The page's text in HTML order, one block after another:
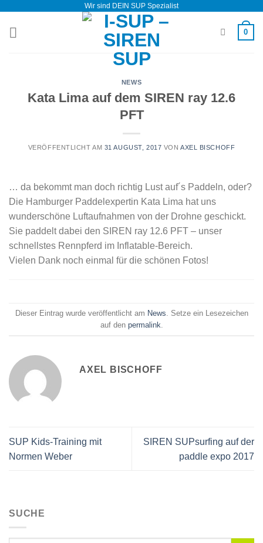
springen
Wir sind DEIN SUP Spezialist
0
NEWS
Kata Lima auf dem SIREN ray 12.6
PFT
VERÖFFENTLICHT AM 31 AUGUST, 2017 VONAXEL BISCHOFF
… da bekommt man doch richtig Lust auf´s Paddeln, oder?
Die Hamburger Paddelexpertin Kata Lima hat uns
wunderschöne Luftaufnahmen von der Drohne geschickt.
Sie paddelt dabei den SIREN ray 12.6 PFT – unser
schnellstes Rennpferd im Inflatable-Bereich.
Vielen Dank noch einmal für die schönen Fotos!
Dieser Eintrag wurde veröffentlicht am News . Setze ein Lesezeichen
auf den permalink
AXEL BISCHOFF
SUP Kids-Training mit
Normen Weber
SIREN SUPsurfing auf der
paddle expo 2017
SUCHE